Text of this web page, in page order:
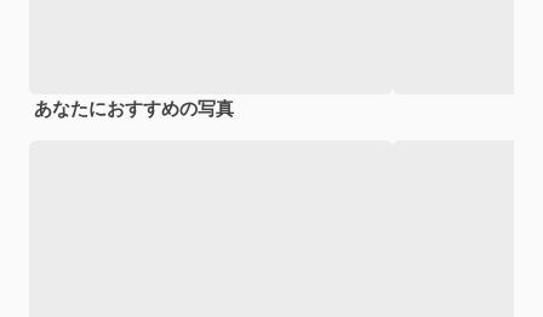
あなたにおすすめの写真